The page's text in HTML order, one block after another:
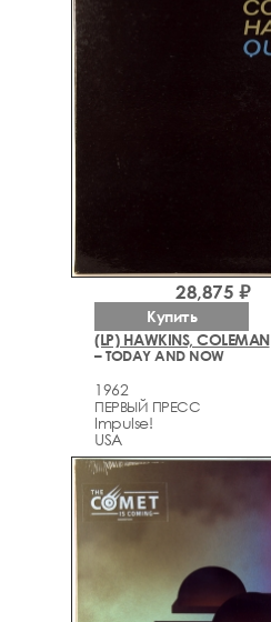
(LP) HAWKINS, COLEMAN
– TODAY AND NOW
1962
ПЕРВЫЙ ПРЕСС
Impulse!
USA
28,875 ₽
Купить